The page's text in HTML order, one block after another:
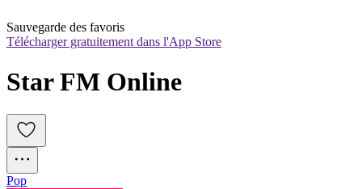
Sauvegarde des favoris
Télécharger gratuitement dans l'App Store
Pop